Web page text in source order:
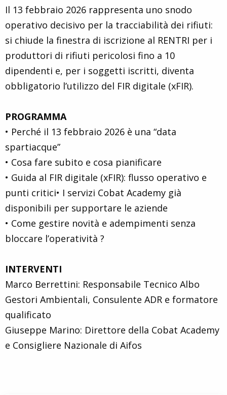
Il 13 febbraio 2026 rappresenta uno snodo
operativo decisivo per la tracciabilità dei rifiuti:
si chiude la finestra di iscrizione al RENTRI per i
produttori di rifiuti pericolosi fino a 10
dipendenti e, per i soggetti iscritti, diventa
obbligatorio l’utilizzo del FIR digitale (xFIR).
PROGRAMMA
• Perché il 13 febbraio 2026 è una “data
spartiacque”
• Cosa fare subito e cosa pianificare
• Guida al FIR digitale (xFIR): flusso operativo e
punti critici• I servizi Cobat Academy già
disponibili per supportare le aziende
• Come gestire novità e adempimenti senza
bloccare l’operatività ?
INTERVENTI
Marco Berrettini: Responsabile Tecnico Albo
Gestori Ambientali, Consulente ADR e formatore
qualificato
Giuseppe Marino: Direttore della Cobat Academy
e Consigliere Nazionale di Aifos